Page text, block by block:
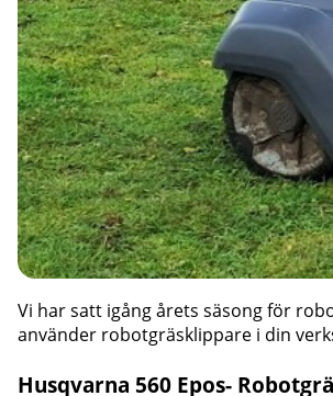
Vi har satt igång årets säsong för
använder robotgräsklippare i din
Husqvarna 560 Epos-